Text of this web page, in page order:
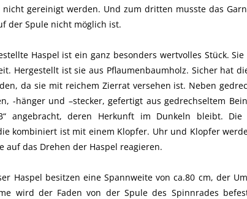
gereinigt werden. Und zum dritten musste das
der Spule nicht möglich ist.
Haspel ist ein ganz besonders wertvolles Stück.
Hergestellt ist sie aus Pflaumenbaumholz. Sicher hat
da sie mit reichem Zierrat versehen ist. Neben
-hänger und –stecker, gefertigt aus gedrechseltem
angebracht, deren Herkunft im Dunkeln bleibt.
kombiniert ist mit einem Klopfer. Uhr und Klopfer
auf das Drehen der Haspel reagieren.
Haspel besitzen eine Spannweite von ca.80 cm, der
wird der Faden von der Spule des Spinnrades